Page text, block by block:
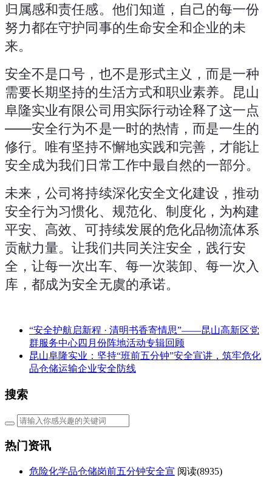
归属感和责任感。他们知道，自己的每一份
努力都在守护同事的生命安全和企业的未
来。
安全不是口号，也不是形式主义，而是一种
需要长期坚持的生活方式和职业素养。昆山
阜隆实业有限公司用实际行动诠释了这一点
——安全行为不是一时的热情，而是一生的
修行。唯有坚持不懈地实践和完善，才能让
安全成为我们日常工作中最自然的一部分。
未来，公司将持续深化安全文化建设，推动
安全行为习惯化、规范化、制度化，为构建
平安、高效、可持续发展的危化品物流体系
贡献力量。让我们共同关注安全，践行安
全，让每一次出车、每一次装卸、每一次入
库，都成为安全无虞的承诺。
“安全护航启新程 · 清明书香寄情思”——昆山高新区党
群服务中心四月份阵地活动专辑回顾
昆山阜隆实业：坚持“班前五分钟”安全宣讲，筑牢危化
品仓储运输企业安全防线
搜索
热门资讯
危险化学品仓储岗前五分钟安全宣 阅读(8935)